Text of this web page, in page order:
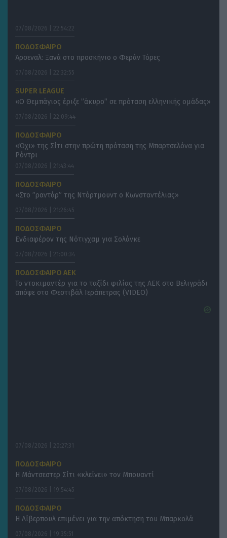
07/08/2026 | 22:54:22
ΠΟΔΟΣΦΑΙΡΟ
Άρσεναλ: Ξανά στο προσκήνιο ο Φεράν Τόρες
07/08/2026 | 22:32:55
SUPER LEAGUE
«Ο Θεμπάγιος έριξε ”άκυρο” σε πρόταση ελληνικής ομάδας»
07/08/2026 | 22:09:44
ΠΟΔΟΣΦΑΙΡΟ
«Όχι» της Σίτι στην πρώτη πρόταση της Μπαρτσελόνα για
Ρόντρι
07/08/2026 | 21:43:44
ΠΟΔΟΣΦΑΙΡΟ
«Στο ”ραντάρ” της Ντόρτμουντ ο Κωνσταντέλιας»
07/08/2026 | 21:26:45
ΠΟΔΟΣΦΑΙΡΟ
Ενδιαφέρον της Νότιγχαμ για Σολάνκε
07/08/2026 | 21:00:34
ΠΟΔΟΣΦΑΙΡΟ ΑΕΚ
Το ντοκιμαντέρ για το ταξίδι φιλίας της ΑΕΚ στο Βελιγράδι
απόψε στο Φεστιβάλ Ιεράπετρας (VIDEO)
07/08/2026 | 20:27:31
ΠΟΔΟΣΦΑΙΡΟ
Η Μάντσεστερ Σίτι «κλείνει» τον Μπουαντί
07/08/2026 | 19:54:45
ΠΟΔΟΣΦΑΙΡΟ
Η Λίβερπουλ επιμένει για την απόκτηση του Μπαρκολά
07/08/2026 | 19:35:51